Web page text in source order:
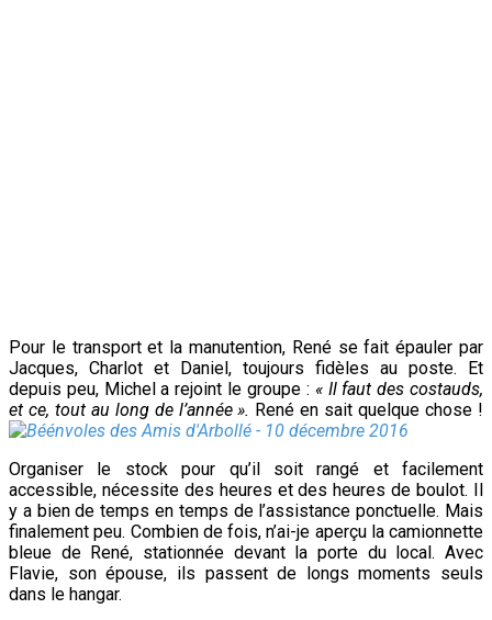
Pour le transport et la manutention, René se fait épauler par
Jacques, Charlot et Daniel, toujours fidèles au poste. Et
depuis peu, Michel a rejoint le groupe : « Il faut des costauds,
et ce, tout au long de l’année ». René en sait quelque chose !
Organiser le stock pour qu’il soit rangé et facilement
accessible, nécessite des heures et des heures de boulot. Il
y a bien de temps en temps de l’assistance ponctuelle. Mais
finalement peu. Combien de fois, n’ai-je aperçu la camionnette
bleue de René, stationnée devant la porte du local. Avec
Flavie, son épouse, ils passent de longs moments seuls
dans le hangar.